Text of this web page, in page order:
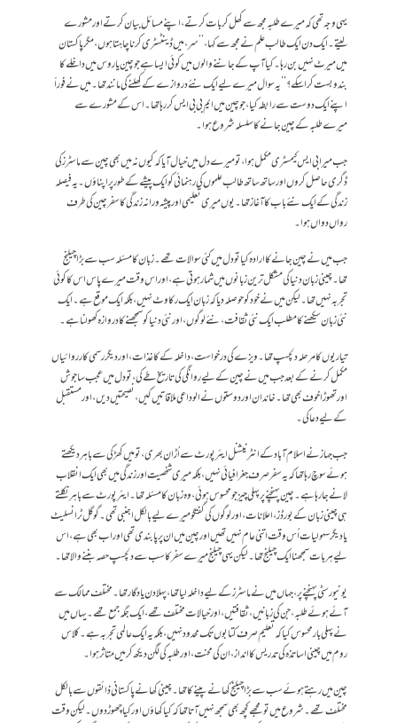
یہی وجہ تھی کہ میرے طلبہ مجھ سے کھل کر بات کرتے، اپنے مسائل بیان کرتے اور مشورے
لیتے۔ ایک دن ایک طالب علم نے مجھ سے کہا، ’’سر، میں ڈینٹسٹری کرنا چاہتا ہوں، مگر پاکستان
میں میرٹ نہیں بن رہا۔ کیا آپ کے جاننے والوں میں کوئی ایسا ہے جو چین یا روس میں داخلے کا
بندوبست کرا سکے؟‘‘ یہ سوال میرے لیے ایک نئے دروازے کے کھلنے کی مانند تھا۔ میں نے فوراً
اپنے ایک دوست سے رابطہ کیا، جو چین میں ایم بی بی ایس کر رہا تھا۔ اس کے مشورے سے
میرے طلبہ کے چین جانے کا سلسلہ شروع ہوا۔
جب میرا بی ایس کیمسٹری مکمل ہوا، تو میرے دل میں خیال آیا کہ کیوں نہ میں بھی چین سے ماسٹرز کی
ڈگری حاصل کروں اور ساتھ ساتھ طالب علموں کی رہنمائی کو ایک پیشے کے طور پر اپناؤں۔ یہ فیصلہ
زندگی کے ایک نئے باب کا آغاز تھا۔ یوں میری تعلیمی اور پیشہ ورانہ زندگی کا سفر چین کی طرف
رواں دواں ہوا۔
جب میں نے چین جانے کا ارادہ کیا تو دل میں کئی سوالات تھے۔ زبان کا مسئلہ سب سے بڑا چیلنج
تھا۔ چینی زبان دنیا کی مشکل ترین زبانوں میں شمار ہوتی ہے، اور اس وقت میرے پاس اس کا کوئی
تجربہ نہیں تھا۔ لیکن میں نے خود کو حوصلہ دیا کہ زبان ایک رکاوٹ نہیں، بلکہ ایک موقع ہے۔ ایک
نئی زبان سیکھنے کا مطلب ایک نئی ثقافت، نئے لوگوں، اور نئی دنیا کو سمجھنے کا دروازہ کھولنا ہے۔
تیاریوں کا مرحلہ دلچسپ تھا۔ ویزے کی درخواست، داخلہ کے کاغذات، اور دیگر رسمی کارروائیاں
مکمل کرنے کے بعد جب میں نے چین کے لیے روانگی کی تاریخ طے کی، تو دل میں عجب سا جوش
اور تھوڑا خوف بھی تھا۔ خاندان اور دوستوں نے الوداعی ملاقاتیں کیں، نصیحتیں دیں، اور مستقبل
کے لیے دعا کی۔
جب جہاز نے اسلام آباد کے انٹرنیشنل ایئرپورٹ سے اُڑان بھری، تو میں کھڑکی سے باہر دیکھتے
ہوئے سوچ رہا تھا کہ یہ سفر صرف جغرافیائی نہیں، بلکہ میری شخصیت اور زندگی میں بھی ایک انقلاب
لانے جا رہا ہے۔ چین پہنچنے پر پہلی چیز جو محسوس ہوئی، وہ زبان کا مسئلہ تھا۔ ایئرپورٹ سے باہر نکلتے
ہی چینی زبان کے بورڈز، اعلانات، اور لوگوں کی گفتگو میرے لیے بالکل اجنبی تھی۔ گوگل ٹرانسلیٹ
یا دیگر سہولیات اُس وقت اتنی عام نہیں تھیں اور چین میں ان پر پابندی تھی اور اب بھی ہے، اس
لیے ہر بات سمجھنا ایک چیلنج تھا۔ لیکن یہی چیلنج میرے سفر کا سب سے دلچسپ حصہ بننے والا تھا۔
یونیورسٹی پہنچنے پر، جہاں میں نے ماسٹرز کے لیے داخلہ لیا تھا، پہلا دن یادگار تھا۔ مختلف ممالک سے
آئے ہوئے طلبہ، جن کی زبانیں، ثقافتیں، اور خیالات مختلف تھے، ایک جگہ جمع تھے۔ یہاں میں
نے پہلی بار محسوس کیا کہ تعلیم صرف کتابوں تک محدود نہیں، بلکہ یہ ایک عالمی تجربہ ہے۔ کلاس
روم میں چینی اساتذہ کی تدریس کا انداز، ان کی محنت، اور طلبہ کی لگن دیکھ کر میں متاثر ہوا۔
چین میں رہتے ہوئے سب سے بڑا چیلنج کھانے پینے کا تھا۔ چینی کھانے پاکستانی ذائقوں سے بالکل
مختلف تھے۔ شروع میں تو مجھے کچھ بھی سمجھ نہیں آتا تھا کہ کیا کھاؤں اور کیا چھوڑ دوں۔ لیکن وقت